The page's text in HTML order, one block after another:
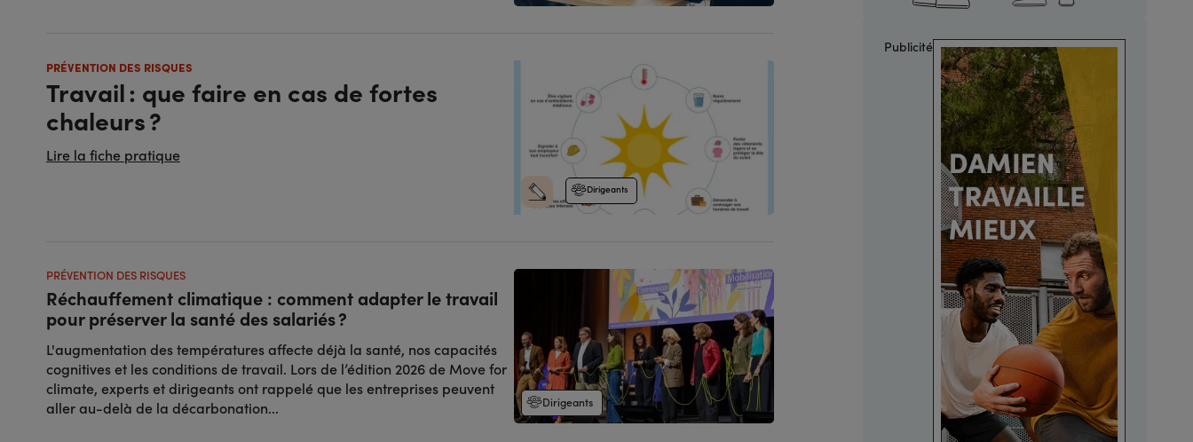
Dirigeants
PRÉVENTION DES RISQUES
Travail : que faire en cas de fortes
chaleurs ?
Lire la fiche pratique
Réchauffement climatique : comment adapter le travail
pour préserver la santé des salariés ?
PRÉVENTION DES RISQUES
L'augmentation des températures affecte déjà la santé, nos capacités
cognitives et les conditions de travail. Lors de l’édition 2026 de Move for
climate, experts et dirigeants ont rappelé que les entreprises peuvent
aller au-delà de la décarbonation...
Dirigeants
Publicité